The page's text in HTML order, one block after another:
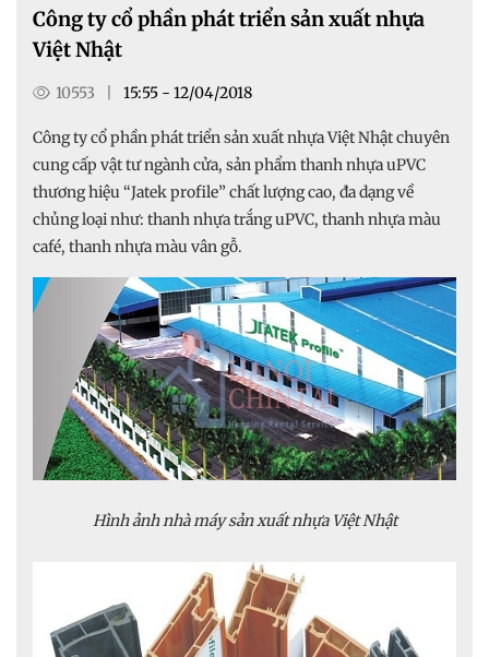
Công ty cổ phần phát triển sản xuất nhựa
Việt Nhật
10553 15:55 - 12/04/2018
Công ty cổ phần phát triển sản xuất nhựa Việt Nhật chuyên
cung cấp vật tư ngành cửa, sản phẩm thanh nhựa uPVC
thương hiệu “Jatek profile” chất lượng cao, đa dạng về
chủng loại như: thanh nhựa trắng uPVC, thanh nhựa màu
café, thanh nhựa màu vân gỗ.
Hình ảnh nhà máy sản xuất nhựa Việt Nhật